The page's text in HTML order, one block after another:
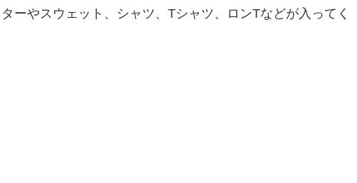
ーやスウェット、シャツ、Tシャツ、ロンTなどが入ってく